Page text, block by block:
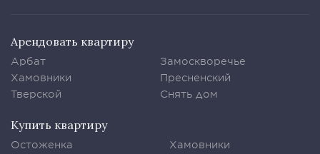
Арендовать квартиру
Арбат
Хамовники
Тверской
Замоскворечье
Пресненский
Снять дом
Купить квартиру
Остоженка
Хамовники